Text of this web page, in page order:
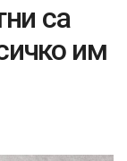
са
им